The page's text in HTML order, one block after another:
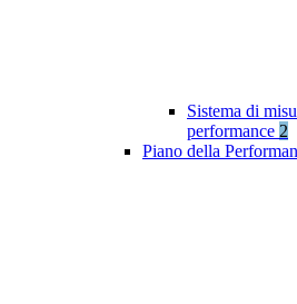
Sistema di
performance 2
Piano della